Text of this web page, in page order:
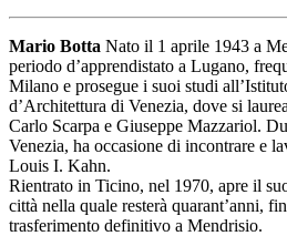
Mario Botta Nato il 1 aprile 1943 a
periodo d’apprendistato a Lugano,
Milano e prosegue i suoi studi
d’Architettura di Venezia, dove si
Carlo Scarpa e Giuseppe Mazzariol.
Venezia, ha occasione di incontrare e
Louis I. Kahn.
Rientrato in Ticino, nel 1970, apre il
città nella quale resterà quarant’anni,
trasferimento definitivo a Mendrisio.